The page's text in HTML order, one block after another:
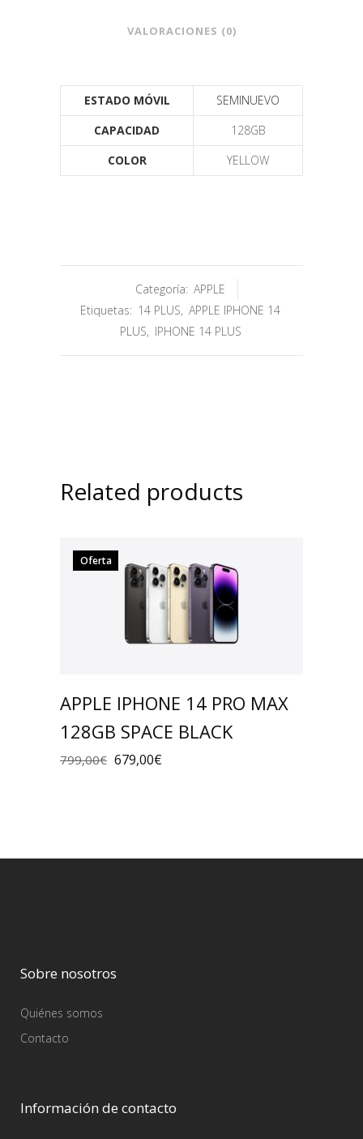
VALORACIONES (0)
ESTADO MÓVIL
SEMINUEVO
CAPACIDAD
128GB
COLOR
YELLOW
Categoría: APPLE
Etiquetas: 14 PLUS, APPLE IPHONE 14
PLUS, IPHONE 14 PLUS
Related products
Oferta
APPLE IPHONE 14 PRO MAX
128GB SPACE BLACK
799,00€ 679,00€
Sobre nosotros
Quiénes somos
Contacto
Información de contacto